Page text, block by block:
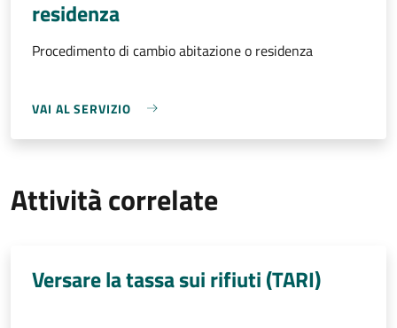
residenza
Procedimento di cambio abitazione o residenza
VAI AL SERVIZIO
Attività correlate
Versare la tassa sui rifiuti (TARI)